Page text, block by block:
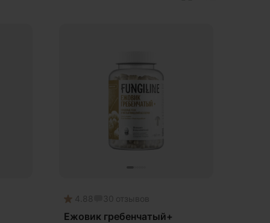
4.88 30 отзывов
Ежовик гребенчатый+